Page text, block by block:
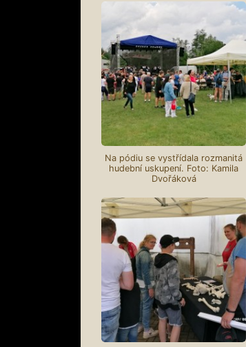
Na pódiu se vystřídala rozmanitá
hudební uskupení. Foto: Kamila
Dvořáková